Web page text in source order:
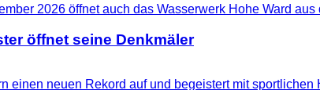
öffnet seine Denkmäler